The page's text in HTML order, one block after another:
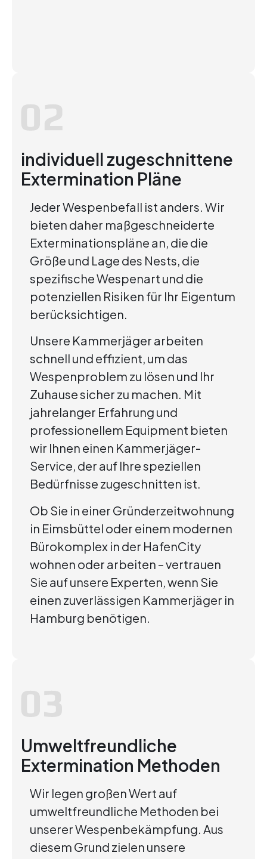
individuell zugeschnittene
Extermination Pläne
Jeder Wespenbefall ist anders. Wir
bieten daher maßgeschneiderte
Exterminationspläne an, die die
Größe und Lage des Nests, die
spezifische Wespenart und die
potenziellen Risiken für Ihr Eigentum
berücksichtigen.
Unsere Kammerjäger arbeiten
schnell und effizient, um das
Wespenproblem zu lösen und Ihr
Zuhause sicher zu machen. Mit
jahrelanger Erfahrung und
professionellem Equipment bieten
wir Ihnen einen Kammerjäger-
Service, der auf Ihre speziellen
Bedürfnisse zugeschnitten ist.
Ob Sie in einer Gründerzeitwohnung
in Eimsbüttel oder einem modernen
Bürokomplex in der HafenCity
wohnen oder arbeiten – vertrauen
Sie auf unsere Experten, wenn Sie
einen zuverlässigen Kammerjäger in
Hamburg benötigen.
Umweltfreundliche
Extermination Methoden
Wir legen großen Wert auf
umweltfreundliche Methoden bei
unserer Wespenbekämpfung. Aus
diesem Grund zielen unsere